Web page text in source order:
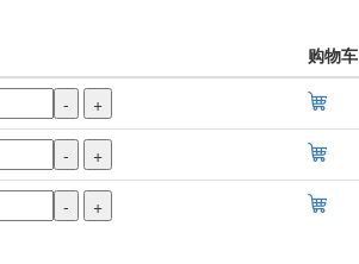
购物车
- +
- +
- +